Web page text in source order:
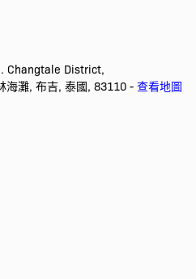
Changtale District,
海灘, 布吉, 泰國, 83110 - 查看地圖